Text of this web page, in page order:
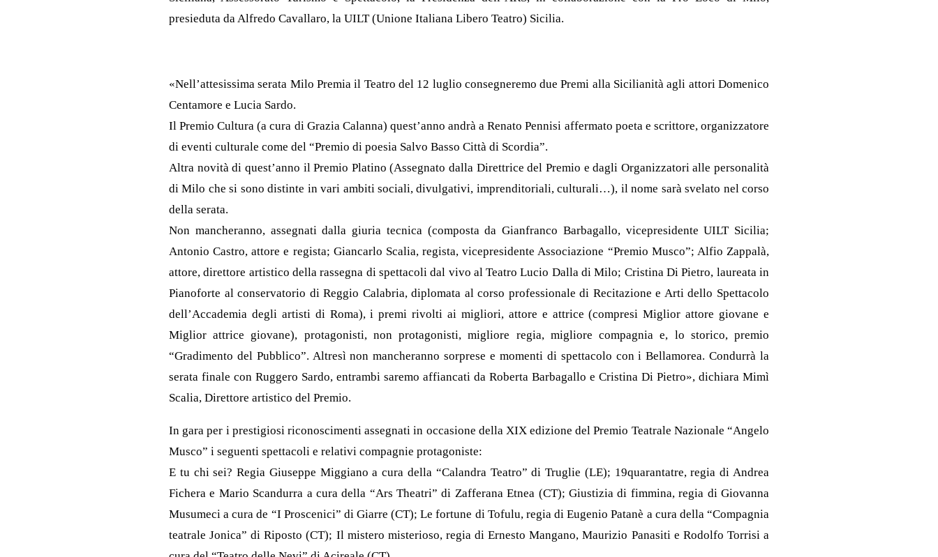
presieduta da Alfredo Cavallaro, la UILT (Unione Italiana Libero Teatro) Sicilia.
«Nell’attesissima serata Milo Premia il Teatro del 12 luglio consegneremo due Premi alla Sicilianità agli attori Domenico
Centamore e Lucia Sardo.
Il Premio Cultura (a cura di Grazia Calanna) quest’anno andrà a Renato Pennisi affermato poeta e scrittore, organizzatore
di eventi culturale come del “Premio di poesia Salvo Basso Città di Scordia”.
Altra novità di quest’anno il Premio Platino (Assegnato dalla Direttrice del Premio e dagli Organizzatori alle personalità
di Milo che si sono distinte in vari ambiti sociali, divulgativi, imprenditoriali, culturali…), il nome sarà svelato nel corso
della serata.
Non mancheranno, assegnati dalla giuria tecnica (composta da Gianfranco Barbagallo, vicepresidente UILT Sicilia;
Antonio Castro, attore e regista; Giancarlo Scalia, regista, vicepresidente Associazione “Premio Musco”; Alfio Zappalà,
attore, direttore artistico della rassegna di spettacoli dal vivo al Teatro Lucio Dalla di Milo; Cristina Di Pietro, laureata in
Pianoforte al conservatorio di Reggio Calabria, diplomata al corso professionale di Recitazione e Arti dello Spettacolo
dell’Accademia degli artisti di Roma), i premi rivolti ai migliori, attore e attrice (compresi Miglior attore giovane e
Miglior attrice giovane), protagonisti, non protagonisti, migliore regia, migliore compagnia e, lo storico, premio
“Gradimento del Pubblico”. Altresì non mancheranno sorprese e momenti di spettacolo con i Bellamorea. Condurrà la
serata finale con Ruggero Sardo, entrambi saremo affiancati da Roberta Barbagallo e Cristina Di Pietro», dichiara Mimì
Scalia, Direttore artistico del Premio.
In gara per i prestigiosi riconoscimenti assegnati in occasione della XIX edizione del Premio Teatrale Nazionale “Angelo
Musco” i seguenti spettacoli e relativi compagnie protagoniste:
E tu chi sei? Regia Giuseppe Miggiano a cura della “Calandra Teatro” di Truglie (LE); 19quarantatre, regia di Andrea
Fichera e Mario Scandurra a cura della “Ars Theatri” di Zafferana Etnea (CT); Giustizia di fimmina, regia di Giovanna
Musumeci a cura de “I Proscenici” di Giarre (CT); Le fortune di Tofulu, regia di Eugenio Patanè a cura della “Compagnia
teatrale Jonica” di Riposto (CT); Il mistero misterioso, regia di Ernesto Mangano, Maurizio Panasiti e Rodolfo Torrisi a